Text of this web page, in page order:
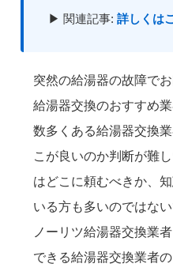
▶ 関連記事: 詳しくは
突然の給湯器の故障で
給湯器交換のおすすめ
数多くある給湯器交換
こが良いのか判断が難
はどこに頼むべきか、
いる方も多いのではな
ノーリツ給湯器交換業
できる給湯器交換業者